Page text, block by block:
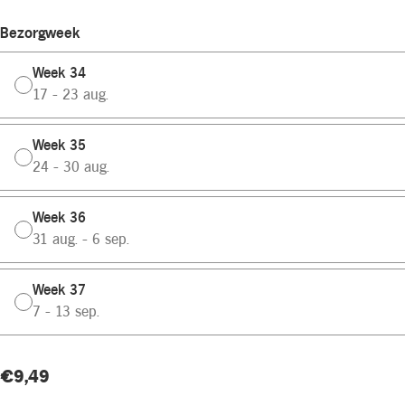
Bezorgweek
Week 34
17 - 23 aug.
Week 35
24 - 30 aug.
Week 36
31 aug. - 6 sep.
Week 37
7 - 13 sep.
Huidige
Product
€9,49